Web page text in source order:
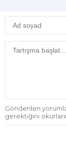
Gönderilen
gerektiğini